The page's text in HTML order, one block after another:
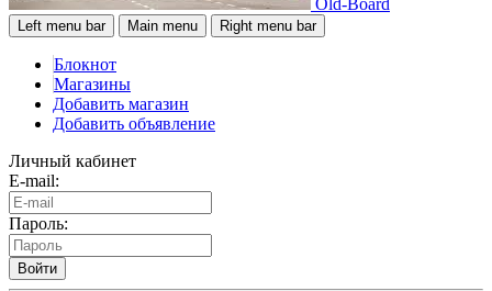
Old-Board
Left menu bar Main menu Right menu bar
Блокнот
Магазины
Добавить магазин
Добавить объявление
Личный кабинет
E-mail:
Пароль:
Войти